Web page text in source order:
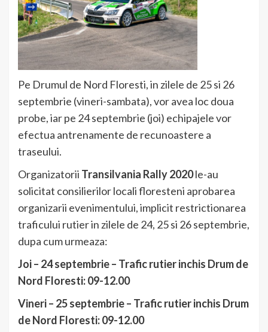
Pe Drumul de Nord Floresti, in zilele de 25 si 26
septembrie (vineri-sambata), vor avea loc doua
probe, iar pe 24 septembrie (joi) echipajele vor
efectua antrenamente de recunoastere a
traseului.
Organizatorii Transilvania Rally 2020le-au
solicitat consilierilor locali floresteni aprobarea
organizarii evenimentului, implicit restrictionarea
traficului rutier in zilele de 24, 25 si 26 septembrie,
dupa cum urmeaza:
Joi – 24 septembrie – Trafic rutier inchis Drum de
Nord Floresti: 09-12.00
Vineri – 25 septembrie – Trafic rutier inchis Drum
de Nord Floresti: 09-12.00